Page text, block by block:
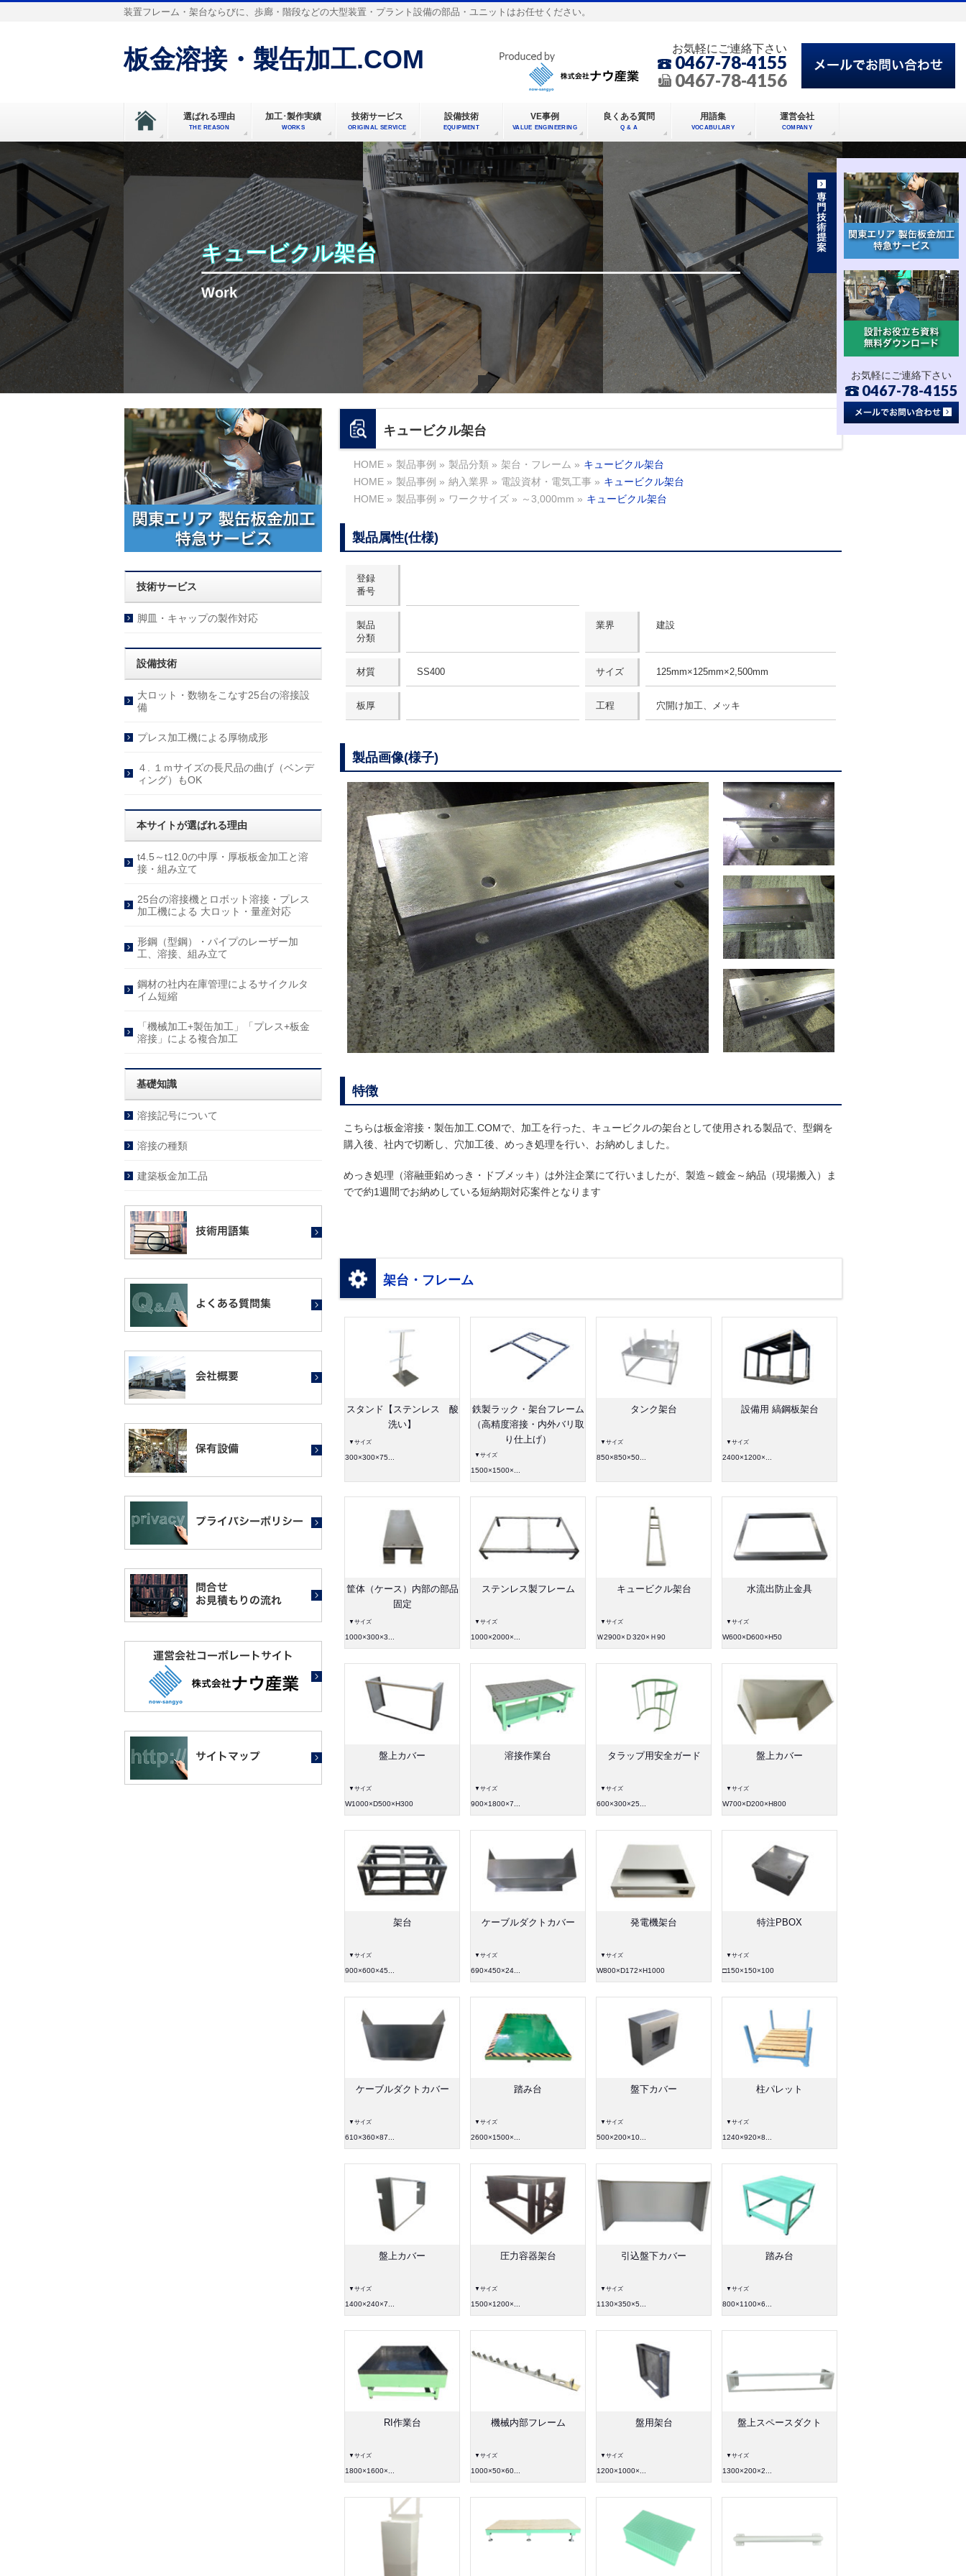
装置フレーム・架台ならびに、歩廊・階段などの大型装置・プラント設備の部品・ユニットはお任せください。
板金溶接・製缶加工.COM お気軽にご連絡下さい
0467-78-4155
0467-78-4156
選ばれる理由
THE REASON
加工･製作実績
WORKS
技術サービス
ORIGINAL SERVICE
設備技術
EQUIPMENT
VE事例
VALUE ENGINEERING
良くある質問
Q & A
用語集
VOCABULARY
運営会社
COMPANY
キュービクル架台
Work
キュービクル架台
HOME » 製品事例 » 製品分類 » 架台・フレーム » キュービクル架台
HOME » 製品事例 » 納入業界 » 電設資材・電気工事 » キュービクル架台
HOME » 製品事例 » ワークサイズ » ～3,000mm » キュービクル架台
製品属性(仕様)
登録
番号
製品
分類
業界 建設
材質 SS400 サイズ 125mm×125mm×2,500mm
板厚 工程 穴開け加工、メッキ
製品画像(様子)
特徴
こちらは板金溶接・製缶加工.COMで、加工を行った、キュービクルの架台として使用される製品で、型鋼を
購入後、社内で切断し、穴加工後、めっき処理を行い、お納めしました。
めっき処理（溶融亜鉛めっき・ドブメッキ）は外注企業にて行いましたが、製造～鍍金～納品（現場搬入）ま
でで約1週間でお納めしている短納期対応案件となります
架台・フレーム
スタンド【ステンレス 酸
洗い】
▼サイズ
300×300×75...
鉄製ラック・架台フレーム
（高精度溶接・内外バリ取
り仕上げ）
▼サイズ
1500×1500×...
タンク架台
▼サイズ
850×850×50...
設備用 縞鋼板架台
▼サイズ
2400×1200×...
筐体（ケース）内部の部品
固定
▼サイズ
1000×300×3...
ステンレス製フレーム
▼サイズ
1000×2000×...
キュービクル架台
▼サイズ
Ｗ2900×Ｄ320×Ｈ90
水流出防止金具
▼サイズ
W600×D600×H50
盤上カバー
▼サイズ
W1000×D500×H300
溶接作業台
▼サイズ
900×1800×7...
タラップ用安全ガード
▼サイズ
600×300×25...
盤上カバー
▼サイズ
W700×D200×H800
架台
▼サイズ
900×600×45...
ケーブルダクトカバー
▼サイズ
690×450×24...
発電機架台
▼サイズ
W800×D172×H1000
特注PBOX
▼サイズ
□150×150×100
ケーブルダクトカバー
▼サイズ
610×360×87...
踏み台
▼サイズ
2600×1500×...
盤下カバー
▼サイズ
500×200×10...
柱パレット
▼サイズ
1240×920×8...
盤上カバー
▼サイズ
1400×240×7...
圧力容器架台
▼サイズ
1500×1200×...
引込盤下カバー
▼サイズ
1130×350×5...
踏み台
▼サイズ
800×1100×6...
RI作業台
▼サイズ
1800×1600×...
機械内部フレーム
▼サイズ
1000×50×60...
盤用架台
▼サイズ
1200×1000×...
盤上スペースダクト
▼サイズ
1300×200×2...
技術サービス
脚皿・キャップの製作対応
設備技術
大ロット・数物をこなす25台の溶接設
備
プレス加工機による厚物成形
４. １ｍサイズの長尺品の曲げ（ベンデ
ィング）もOK
本サイトが選ばれる理由
t4.5～t12.0の中厚・厚板板金加工と溶
接・組み立て
25台の溶接機とロボット溶接・プレス
加工機による 大ロット・量産対応
形鋼（型鋼）・パイプのレーザー加
工、溶接、組み立て
鋼材の社内在庫管理によるサイクルタ
イム短縮
「機械加工+製缶加工」「プレス+板金
溶接」による複合加工
基礎知識
溶接記号について
溶接の種類
建築板金加工品
お気軽にご連絡下さい
0467-78-4155